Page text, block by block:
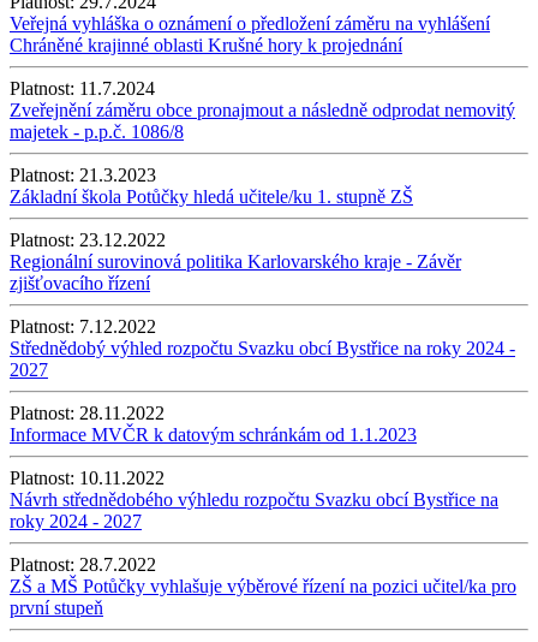
Veřejná vyhláška o oznámení o předložení záměru na vyhlášení
Chráněné krajinné oblasti Krušné hory k projednání
Platnost: 11.7.2024
Zveřejnění záměru obce pronajmout a následně odprodat nemovitý
majetek - p.p.č. 1086/8
Platnost: 21.3.2023
Základní škola Potůčky hledá učitele/ku 1. stupně ZŠ
Platnost: 23.12.2022
Regionální surovinová politika Karlovarského kraje - Závěr
zjišťovacího řízení
Platnost: 7.12.2022
Střednědobý výhled rozpočtu Svazku obcí Bystřice na roky 2024 -
2027
Platnost: 28.11.2022
Informace MVČR k datovým schránkám od 1.1.2023
Platnost: 10.11.2022
Návrh střednědobého výhledu rozpočtu Svazku obcí Bystřice na
roky 2024 - 2027
Platnost: 28.7.2022
ZŠ a MŠ Potůčky vyhlašuje výběrové řízení na pozici učitel/ka pro
první stupeň